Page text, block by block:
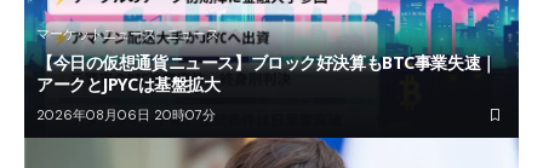
マーケットニュース ニュース
【今日の仮想通貨ニュース】ブロック好決算もBTC事業失速｜
アークとJPYCは基盤拡大
2026年08月06日 20時07分